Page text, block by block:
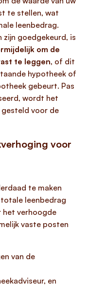
te stellen, wat
leenbedrag.
goedgekeurd, is
om de
te leggen, of dit
hypotheek of
gebeurt. Pas
wordt het
voor de
voor
te maken
leenbedrag
het verhoogde
vaste posten
van de
en